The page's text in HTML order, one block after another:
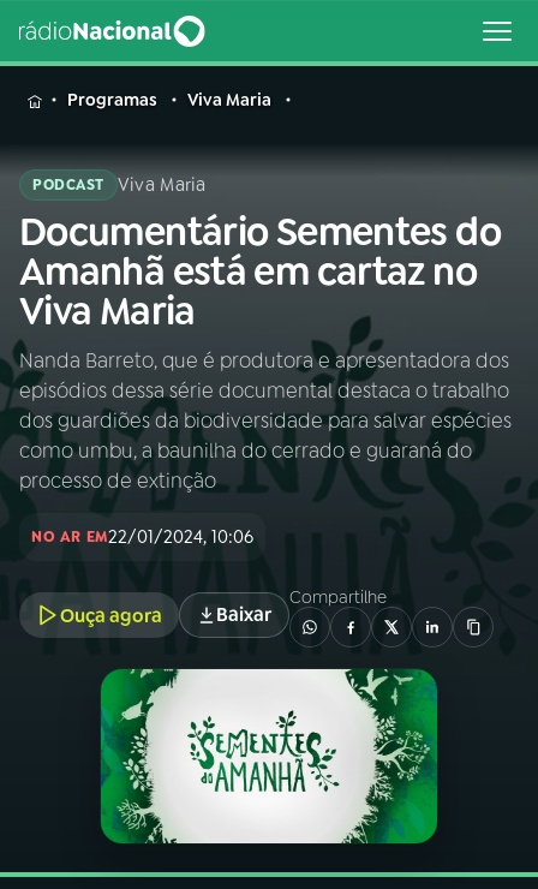
MENU
Buscar
na
Rádio
Nacional
Buscar
AO VIVO
INÍCIO
02A RÁDIO
03PROGRAMAÇÃO
PROGRAMAS
PODCASTS
VIDEOCASTS
Programas Viva Maria
PODCAST Viva Maria
Documentário Sementes do
Amanhã está em cartaz no
Viva Maria
Nanda Barreto, que é produtora e apresentadora dos
episódios dessa série documental destaca o trabalho
dos guardiões da biodiversidade para salvar espécies
como umbu, a baunilha do cerrado e guaraná do
processo de extinção
NO AR EM22/01/2024, 10:06
Ouça agora Baixar
Compartilhe